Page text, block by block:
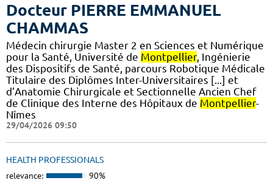
Docteur PIERRE EMMANUEL
CHAMMAS
Médecin chirurgie Master 2 en Sciences et Numérique
pour la Santé, Université de Montpellier, Ingénierie
des Dispositifs de Santé, parcours Robotique Médicale
Titulaire des Diplômes Inter-Universitaires [...] et
d’Anatomie Chirurgicale et Sectionnelle Ancien Chef
de Clinique des Interne des Hôpitaux de Montpellier-
Nîmes
29/04/2026 09:50
HEALTH PROFESSIONALS
relevance: 90%